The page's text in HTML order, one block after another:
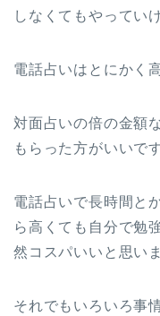
しなくてもやってい
電話占いはとにかく
対面占いの倍の金額
もらった方がいいです
電話占いで長時間と
ら高くても自分で勉
然コスパいいと思い
それでもいろいろ事